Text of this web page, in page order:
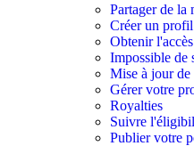
Partager de la
Créer un
Obtenir
Impossible de
Mise à jour
Gérer votre
Royalties
Suivre
Publier votre